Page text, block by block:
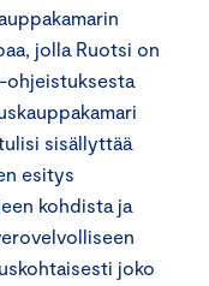
jolla Ruotsi on
ohjeistuksesta
sisällyttää
esitys
kohdista ja
joko